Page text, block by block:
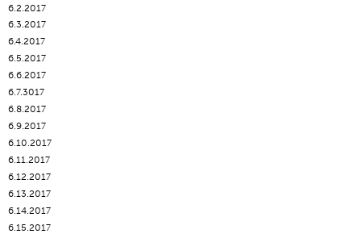
6.2.2017
6.3.2017
6.4.2017
6.5.2017
6.6.2017
6.7.3017
6.8.2017
6.9.2017
6.10.2017
6.11.2017
6.12.2017
6.13.2017
6.14.2017
6.15.2017